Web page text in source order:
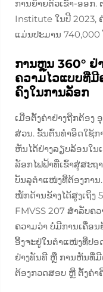
ການຍ້າຍຕົວເຂົ້າ-ອອກ.
Institute ໃນປີ 2023,
ແມ່ນປະມານ 740,000
ການຫຼຸນ 360°
ຄວາມໄວແບບທີ່
ຄົງໃນການລັອກ
ເມື່ອຕັ້ງຄ່າຢ່າງຖືກຕ້ອງ
ສ່ວນ. ຂັ້ນຕົ້ນທຳອິດໃຊ້
ຫັນໄດ້ຢ່າງລຽບລ້ອນໃນ
ລັອກໄຟຟ້າທີ່ເຂົ້າສູ່ສະຖ
ບັນລຸຕຳແໜ່ງທີ່ຕ້ອງການ
ໜັກດ້ານຂ້າງໄດ້ສູງເຖິງ
FMVSS 207 ສຳລັບຄ
ຄວາມວ່າ ບໍ່ມີການເຄື່ອນ
ອີ້ງຈະຢູ່ໃນຕຳແໜ່ງທີ່ປອ
ຢ່າງທັນທີ ຫຼື ການຫັນທີ່
ຕ້ອງກວດສອບ ຫຼື ຕັ້ງຄ່າ